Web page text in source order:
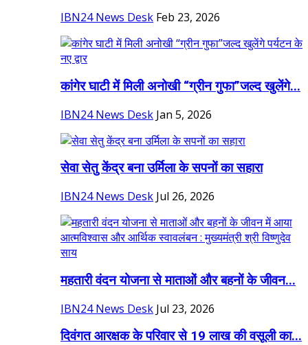
IBN24 News Desk Feb 23, 2026
कांगेर घाटी में मिली अनोखी “ग्रीन गुफा”जल्द खुलेंगे...
IBN24 News Desk Jan 5, 2026
सेवा सेतु केंद्र बना उर्मिला के सपनों का सहारा
IBN24 News Desk Jul 26, 2026
महतारी वंदन योजना से माताओं और बहनों के जीवन...
IBN24 News Desk Jul 23, 2026
दिवंगत आरक्षक के परिवार से 19 लाख की वसूली का...